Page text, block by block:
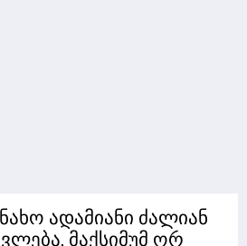
ადამიანი ძალიან
მაქსიმუმ ორ